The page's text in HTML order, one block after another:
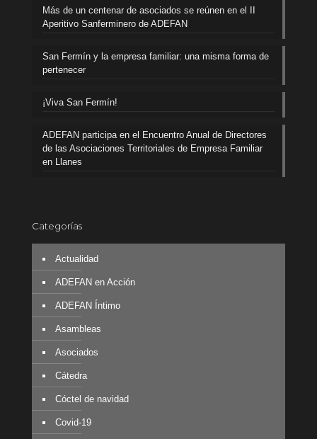
Más de un centenar de asociados se reúnen en el II
Aperitivo Sanferminero de ADEFAN
San Fermín y la empresa familiar: una misma forma de
pertenecer
¡Viva San Fermín!
ADEFAN participa en el Encuentro Anual de Directores
de las Asociaciones Territoriales de Empresa Familiar
en Llanes
Categorías
Actualidad
ADEFAN en Acción
ADEFAN Íntimo
Asambleas
Asociados
Cátedra
Cóctel de navidad
Covid-19